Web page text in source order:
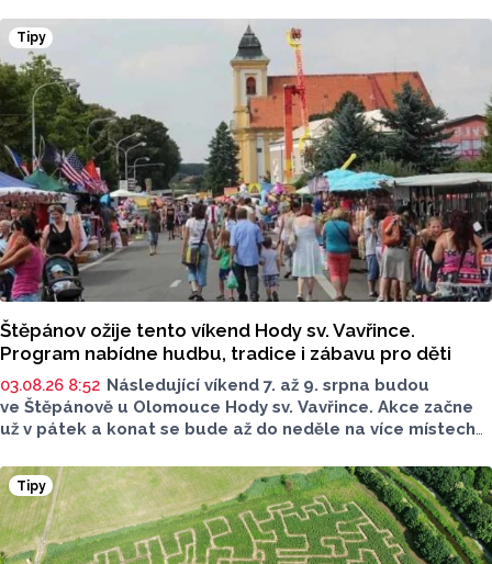
Tipy
Štěpánov ožije tento víkend Hody sv. Vavřince.
Program nabídne hudbu, tradice i zábavu pro děti
03.08.26 8:52 Následující víkend 7. až 9. srpna budou
ve Štěpánově u Olomouce Hody sv. Vavřince. Akce začne
už v pátek a konat se bude až do neděle na více místech
veselice, bohatého doprovodného programu pro celou
rodinu a na skvělou atmosféru.
Tipy